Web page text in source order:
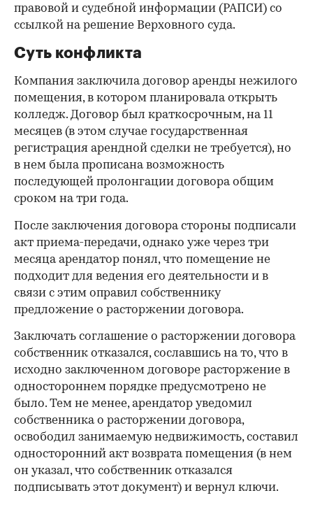
правовой и судебной информации (РАПСИ) со
ссылкой на решение Верховного суда.
Суть конфликта
Компания заключила договор аренды нежилого
помещения, в котором планировала открыть
колледж. Договор был краткосрочным, на 11
месяцев (в этом случае государственная
регистрация арендной сделки не требуется), но
в нем была прописана возможность
последующей пролонгации договора общим
сроком на три года.
После заключения договора стороны подписали
акт приема-передачи, однако уже через три
месяца арендатор понял, что помещение не
подходит для ведения его деятельности и в
связи с этим оправил собственнику
предложение о расторжении договора.
Заключать соглашение о расторжении договора
собственник отказался, сославшись на то, что в
исходно заключенном договоре расторжение в
одностороннем порядке предусмотрено не
было. Тем не менее, арендатор уведомил
собственника о расторжении договора,
освободил занимаемую недвижимость, составил
односторонний акт возврата помещения (в нем
он указал, что собственник отказался
подписывать этот документ) и вернул ключи.